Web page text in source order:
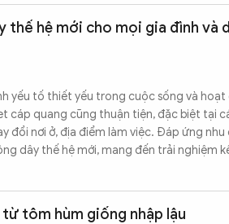
thế hệ mới cho mọi gia đình và
yếu tố thiết yếu trong cuộc sống và hoạt
cáp quang cũng thuận tiện, đặc biệt tại
đổi nơi ở, địa điểm làm việc. Đáp ứng nhu
dây thế hệ mới, mang đến trải nghiệm
tôm hùm giống nhập lậu